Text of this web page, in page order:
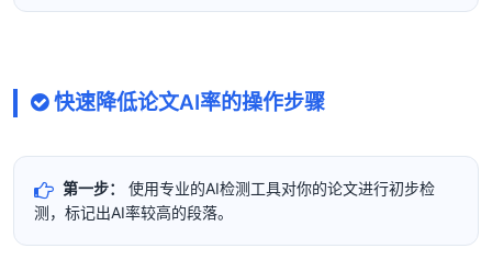
快速降低论文AI率的操作步骤
第一步：
使用专业的AI检测工具对你的论文进行初步检
测，标记出AI率较高的段落。